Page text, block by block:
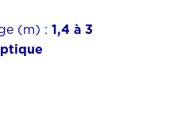
(m) : 1,4 à 3